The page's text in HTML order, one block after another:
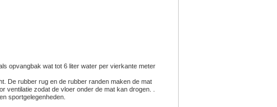
opvangbak wat tot 6 liter water per vierkante meter
De rubber rug en de rubber randen maken de mat
zodat de vloer onder de mat kan drogen. .
sportgelegenheden.